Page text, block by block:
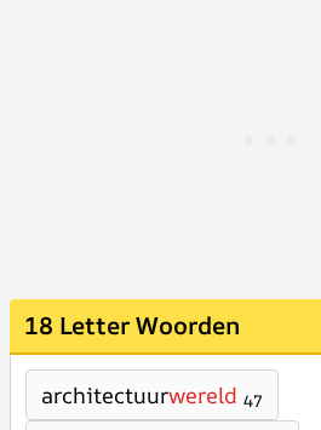
18 Letter Woorden
architectuurwereld 47